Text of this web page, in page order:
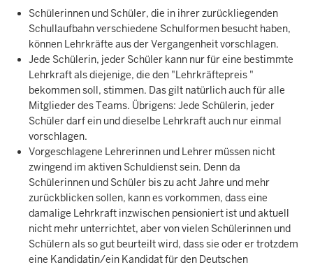
Schülerinnen und Schüler, die in ihrer zurückliegenden
Schullaufbahn verschiedene Schulformen besucht haben,
können Lehrkräfte aus der Vergangenheit vorschlagen.
Jede Schülerin, jeder Schüler kann nur für eine bestimmte
Lehrkraft als diejenige, die den "Lehrkräftepreis "
bekommen soll, stimmen. Das gilt natürlich auch für alle
Mitglieder des Teams. Übrigens: Jede Schülerin, jeder
Schüler darf ein und dieselbe Lehrkraft auch nur einmal
vorschlagen.
Vorgeschlagene Lehrerinnen und Lehrer müssen nicht
zwingend im aktiven Schuldienst sein. Denn da
Schülerinnen und Schüler bis zu acht Jahre und mehr
zurückblicken sollen, kann es vorkommen, dass eine
damalige Lehrkraft inzwischen pensioniert ist und aktuell
nicht mehr unterrichtet, aber von vielen Schülerinnen und
Schülern als so gut beurteilt wird, dass sie oder er trotzdem
eine Kandidatin/ein Kandidat für den Deutschen